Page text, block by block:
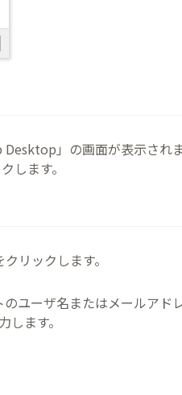
」の画面が表示され
します。
リックします。
ユーザ名またはメールアドレ
ます。